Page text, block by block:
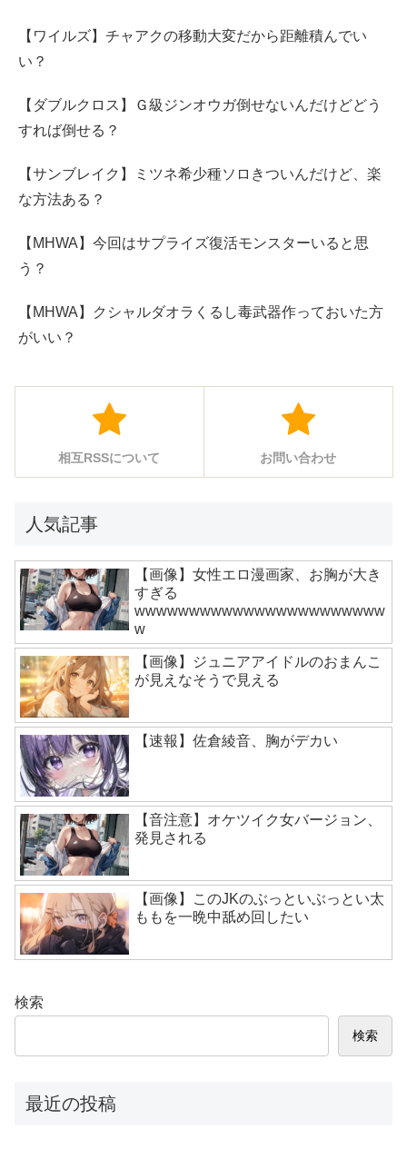
【ワイルズ】チャアクの移動大変だから距離積んでい
い？
【ダブルクロス】Ｇ級ジンオウガ倒せないんだけどどう
すれば倒せる？
【サンブレイク】ミツネ希少種ソロきついんだけど、楽
な方法ある？
【MHWA】今回はサプライズ復活モンスターいると思
う？
【MHWA】クシャルダオラくるし毒武器作っておいた方
がいい？
相互RSSについて お問い合わせ
人気記事
【画像】女性エロ漫画家、お胸が大き
すぎる
wwwwwwwwwwwwwwwwwwwwwww
w
【画像】ジュニアアイドルのおまんこ
が見えなそうで見える
【速報】佐倉綾音、胸がデカい
【音注意】オケツイク女バージョン、
発見される
【画像】このJKのぶっといぶっとい太
ももを一晩中舐め回したい
検索
検索
最近の投稿